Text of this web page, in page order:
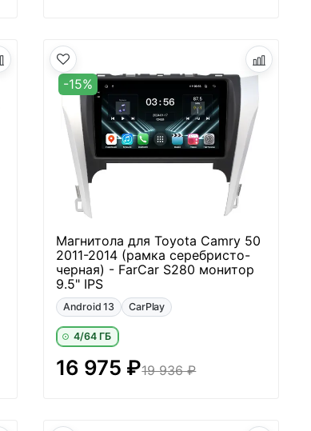
-15%
Магнитола для Toyota Camry 50
2011-2014 (рамка серебристо-
черная) - FarCar S280 монитор
9.5" IPS
Android 13 CarPlay
4/64 ГБ
19 936 ₽
16 975 ₽